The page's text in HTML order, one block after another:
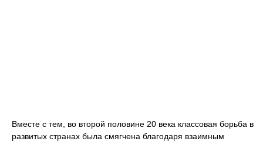
Вместе с тем, во второй половине 20 века классовая борьба в
развитых странах была смягчена благодаря взаимным